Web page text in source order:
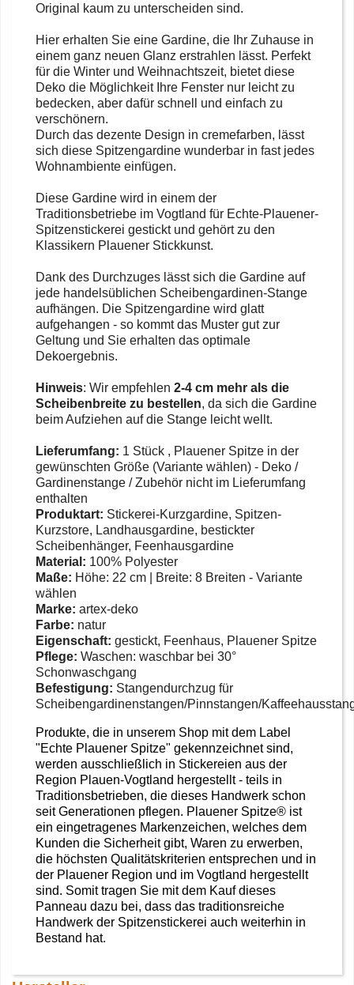
Original kaum zu unterscheiden sind.
Hier erhalten Sie eine Gardine, die Ihr Zuhause in
einem ganz neuen Glanz erstrahlen lässt. Perfekt
für die Winter und Weihnachtszeit, bietet diese
Deko die Möglichkeit Ihre Fenster nur leicht zu
bedecken, aber dafür schnell und einfach zu
verschönern.
Durch das dezente Design in cremefarben, lässt
sich diese Spitzengardine wunderbar in fast jedes
Wohnambiente einfügen.
Diese Gardine wird in einem der
Traditionsbetriebe im Vogtland für Echte-Plauener-
Spitzenstickerei gestickt und gehört zu den
Klassikern Plauener Stickkunst.
Dank des Durchzuges lässt sich die Gardine auf
jede handelsüblichen Scheibengardinen-Stange
aufhängen. Die Spitzengardine wird glatt
aufgehangen - so kommt das Muster gut zur
Geltung und Sie erhalten das optimale
Dekoergebnis.
Hinweis: Wir empfehlen 2-4 cm mehr als die
Scheibenbreite zu bestellen, da sich die Gardine
beim Aufziehen auf die Stange leicht wellt.
Lieferumfang: 1 Stück , Plauener Spitze in der
gewünschten Größe (Variante wählen) - Deko /
Gardinenstange / Zubehör nicht im Lieferumfang
enthalten
Produktart: Stickerei-Kurzgardine, Spitzen-
Kurzstore, Landhausgardine, bestickter
Scheibenhänger, Feenhausgardine
Material: 100% Polyester
Maße: Höhe: 22 cm | Breite: 8 Breiten - Variante
wählen
Marke: artex-deko
Farbe: natur
Eigenschaft: gestickt, Feenhaus, Plauener Spitze
Pflege: Waschen: waschbar bei 30°
Schonwaschgang
Befestigung: Stangendurchzug für
Scheibengardinenstangen/Pinnstangen/
Produkte, die in unserem Shop mit dem Label
"Echte Plauener Spitze" gekennzeichnet sind,
werden ausschließlich in Stickereien aus der
Region Plauen-Vogtland hergestellt - teils in
Traditionsbetrieben, die dieses Handwerk schon
seit Generationen pflegen. Plauener Spitze® ist
ein eingetragenes Markenzeichen, welches dem
Kunden die Sicherheit gibt, Waren zu erwerben,
die höchsten Qualitätskriterien entsprechen und in
der Plauener Region und im Vogtland hergestellt
sind. Somit tragen Sie mit dem Kauf dieses
Panneau dazu bei, dass das traditionsreiche
Handwerk der Spitzenstickerei auch weiterhin in
Bestand hat.